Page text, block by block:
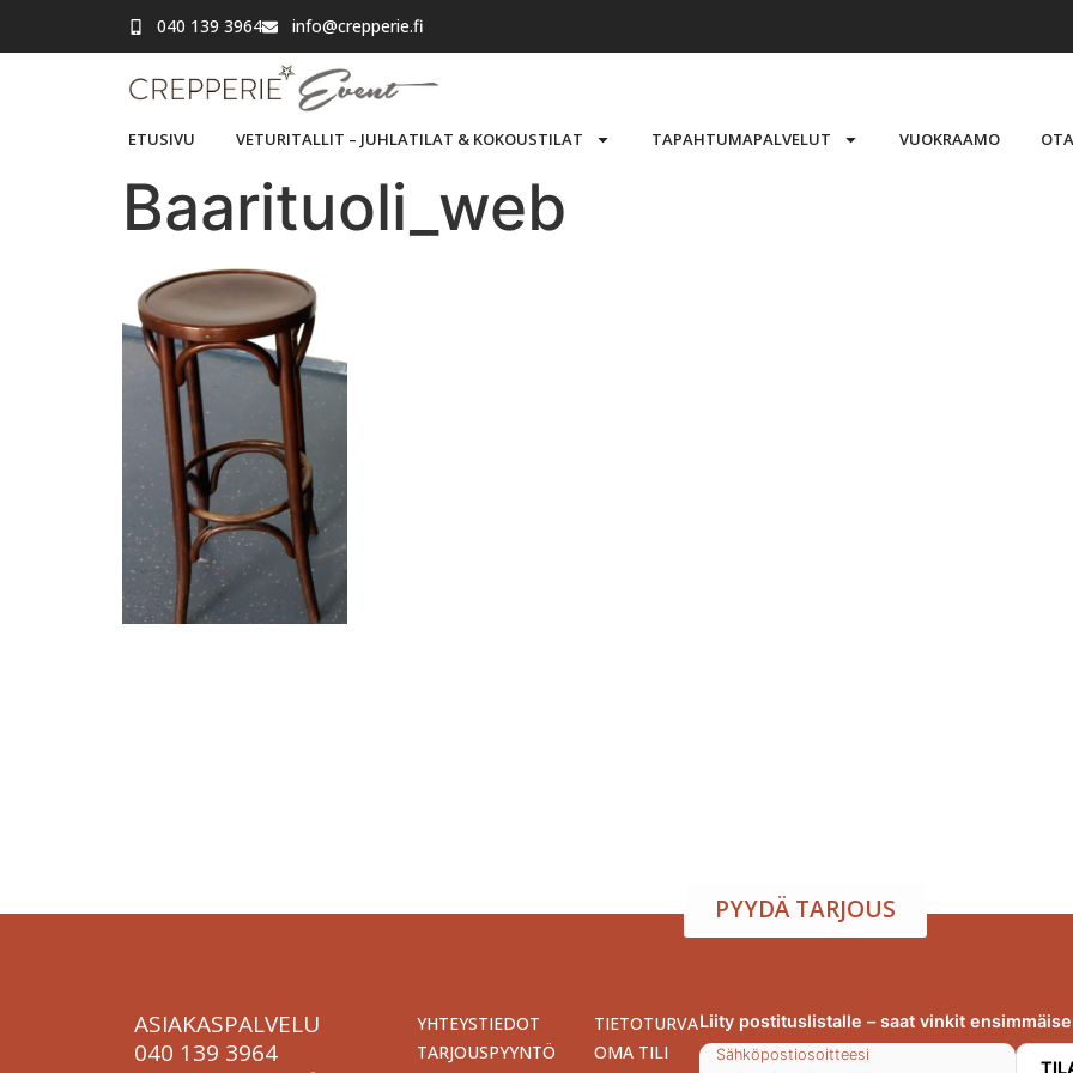
040 139 3964 info@crepperie.fi
ETUSIVU VETURITALLIT – JUHLATILAT & KOKOUSTILAT TAPAHTUMAPALVELUT VUOKRAAMO
Baarituoli_web
PYYDÄ TARJOUS
ASIAKASPALVELU
040 139 3964
YHTEYSTIEDOT
TARJOUSPYYNTÖ
TIETOTURVA
OMA TILI
Liity postituslistalle – saat vinkit
Sähköpostiosoitteesi